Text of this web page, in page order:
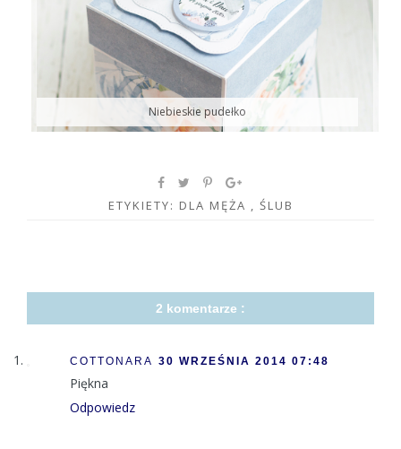
Niebieskie pudełko
ETYKIETY: DLA MĘŻA ŚLUB
2 komentarze :
COTTONARA 30 WRZEŚNIA 2014 07:48
Piękna
Odpowiedz